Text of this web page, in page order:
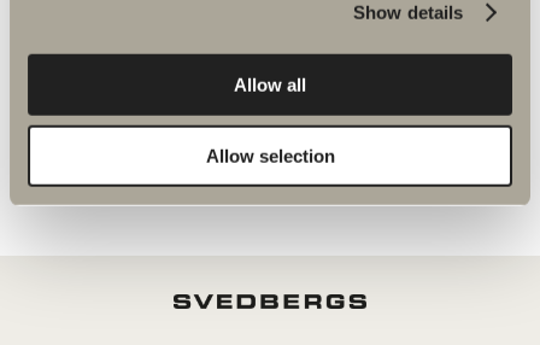
Show details
Allow all
Allow selection